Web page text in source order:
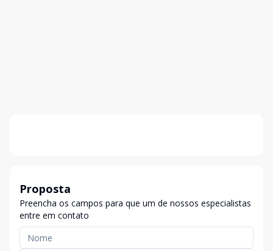
Proposta
Preencha os campos para que um de nossos especialistas
entre em contato